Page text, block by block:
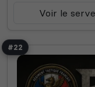
Voir le
#22